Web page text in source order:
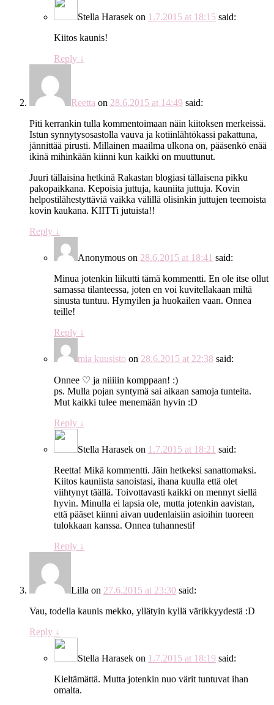
Stella Harasek on 1.7.2015 at 18:15 said:
Kiitos kaunis!
Reply ↓
Reetta on 28.6.2015 at 14:49 said:
Piti kerrankin tulla kommentoimaan näin kiitoksen merkeissä.
Istun synnytysosastolla vauva ja kotiinlähtökassi pakattuna,
jännittää pirusti. Millainen maailma ulkona on, pääsenkö enää
ikinä mihinkään kiinni kun kaikki on muuttunut.
Juuri tällaisina hetkinä Rakastan blogiasi tällaisena pikku
pakopaikkana. Kepoisia juttuja, kauniita juttuja. Kovin
helpostilähestyttäviä vaikka välillä olisinkin juttujen teemoista
kovin kaukana. KIITTi jutuista!!
Reply ↓
Anonymous on 28.6.2015 at 18:41 said:
Minua jotenkin liikutti tämä kommentti. En ole itse ollut
samassa tilanteessa, joten en voi kuvitellakaan miltä
sinusta tuntuu. Hymyilen ja huokailen vaan. Onnea
teille!
Reply ↓
mia kuusisto on 28.6.2015 at 22:38 said:
Onnee ♡ ja niiiiin komppaan! :)
ps. Mulla pojan syntymä sai aikaan samoja tunteita.
Mut kaikki tulee menemään hyvin :D
Reply ↓
Stella Harasek on 1.7.2015 at 18:21 said:
Reetta! Mikä kommentti. Jäin hetkeksi sanattomaksi.
Kiitos kauniista sanoistasi, ihana kuulla että olet
viihtynyt täällä. Toivottavasti kaikki on mennyt siellä
hyvin. Minulla ei lapsia ole, mutta jotenkin aavistan,
että pääset kiinni aivan uudenlaisiin asioihin tuoreen
tulokkaan kanssa. Onnea tuhannesti!
Reply ↓
Lilla on 27.6.2015 at 23:30 said:
Vau, todella kaunis mekko, yllätyin kyllä värikkyydestä :D
Reply ↓
Stella Harasek on 1.7.2015 at 18:19 said:
Kieltämättä. Mutta jotenkin nuo värit tuntuvat ihan
omalta.